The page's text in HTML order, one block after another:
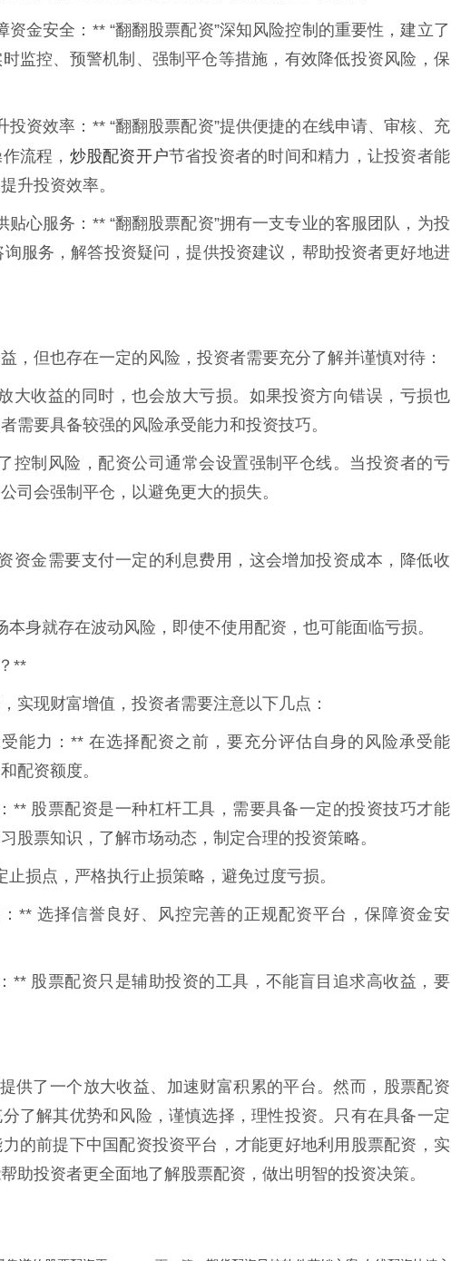
金安全：** “翻翻股票配资”深知风险控制的重要性，建立了
监控、预警机制、强制平仓等措施，有效降低投资风险，保
投资效率：** “翻翻股票配资”提供便捷的在线申请、审核、充
流程， 炒股配资开户节省投资者的时间和精力，让投资者能
升投资效率。
心服务：** “翻翻股票配资”拥有一支专业的客服团队，为投
服务，解答投资疑问，提供投资建议，帮助投资者更好地进
，但也存在一定的风险，投资者需要充分了解并谨慎对待：
大收益的同时，也会放大亏损。如果投资方向错误，亏损也
需要具备较强的风险承受能力和投资技巧。
控制风险，配资公司通常会设置强制平仓线。当投资者的亏
司会强制平仓，以避免更大的损失。
资金需要支付一定的利息费用，这会增加投资成本，降低收
身就存在波动风险，即使不使用配资，也可能面临亏损。
**
实现财富增值，投资者需要注意以下几点：
能力：** 在选择配资之前，要充分评估自身的风险承受能
配资额度。
** 股票配资是一种杠杆工具，需要具备一定的投资技巧才能
股票知识，了解市场动态，制定合理的投资策略。
损点，严格执行止损策略，避免过度亏损。
** 选择信誉良好、风控完善的正规配资平台，保障资金安
** 股票配资只是辅助投资的工具，不能盲目追求高收益，要
供了一个放大收益、加速财富积累的平台。然而，股票配资
了解其优势和风险，谨慎选择，理性投资。只有在具备一定
的前提下中国配资投资平台，才能更好地利用股票配资，实
助投资者更全面地了解股票配资，做出明智的投资决策。